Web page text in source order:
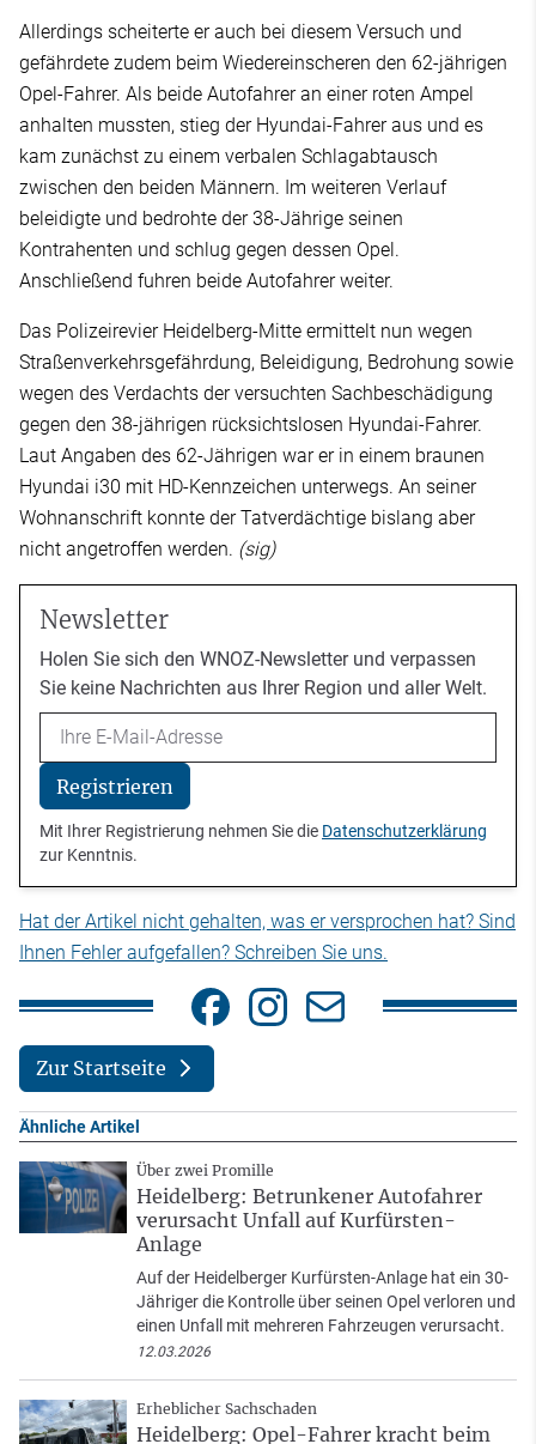
Allerdings scheiterte er auch bei diesem Versuch und
gefährdete zudem beim Wiedereinscheren den 62-jährigen
Opel-Fahrer. Als beide Autofahrer an einer roten Ampel
anhalten mussten, stieg der Hyundai-Fahrer aus und es
kam zunächst zu einem verbalen Schlagabtausch
zwischen den beiden Männern. Im weiteren Verlauf
beleidigte und bedrohte der 38-Jährige seinen
Kontrahenten und schlug gegen dessen Opel.
Anschließend fuhren beide Autofahrer weiter.
Das Polizeirevier Heidelberg-Mitte ermittelt nun wegen
Straßenverkehrsgefährdung, Beleidigung, Bedrohung sowie
wegen des Verdachts der versuchten Sachbeschädigung
gegen den 38-jährigen rücksichtslosen Hyundai-Fahrer.
Laut Angaben des 62-Jährigen war er in einem braunen
Hyundai i30 mit HD-Kennzeichen unterwegs. An seiner
Wohnanschrift konnte der Tatverdächtige bislang aber
nicht angetroffen werden. (sig)
Newsletter
Holen Sie sich den WNOZ-Newsletter und verpassen
Sie keine Nachrichten aus Ihrer Region und aller Welt.
Email
Registrieren
Mit Ihrer Registrierung nehmen Sie die Datenschutzerklärung
zur Kenntnis.
Hat der Artikel nicht gehalten, was er versprochen hat? Sind
Ihnen Fehler aufgefallen? Schreiben Sie uns.
Zur Startseite
Ähnliche Artikel
Über zwei Promille
Heidelberg: Betrunkener Autofahrer
verursacht Unfall auf Kurfürsten-
Anlage
Auf der Heidelberger Kurfürsten-Anlage hat ein 30-
Jähriger die Kontrolle über seinen Opel verloren und
einen Unfall mit mehreren Fahrzeugen verursacht.
12.03.2026
Erheblicher Sachschaden
Heidelberg: Opel-Fahrer kracht beim